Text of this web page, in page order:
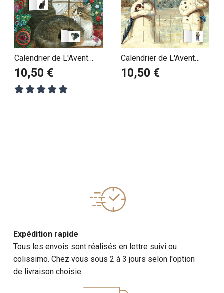
Calendrier de L'Avent
thème Chat - Ivory
10,50 €
Calendrier de L'Avent
Bonhomme de neige
10,50 €
Expédition rapide
Tous les envois sont réalisés en lettre suivi ou
colissimo. Chez vous sous 2 à 3 jours selon l'option
de livraison choisie.